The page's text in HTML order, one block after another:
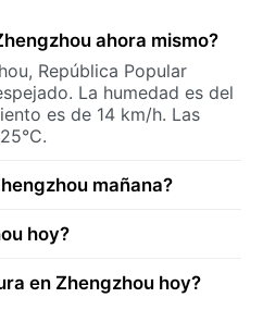
ahora mismo?
República Popular
La humedad es del
es de 14 km/h. Las
mañana?
hoy?
en Zhengzhou hoy?